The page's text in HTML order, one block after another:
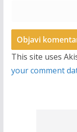
This site uses
your comment